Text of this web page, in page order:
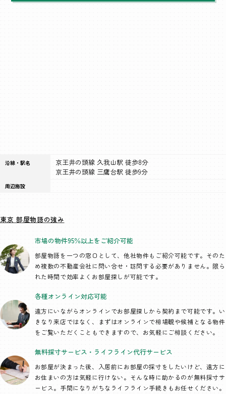
沿線・駅名
京王井の頭線 久我山駅 徒歩8分
京王井の頭線 三鷹台駅 徒歩9分
周辺施設
東京 部屋物語の強み
市場の物件95％以上を ご紹介可能
部屋物語を一つの窓口として、他社物件もご紹介可能です。そのた
め複数の不動産会社に問い合せ・訪問する必要がありません。限ら
れた時間で効率よくお部屋探しが可能です。
各種オンライン対応可能
遠方にいながらオンラインでお部屋探しから契約まで可能です。い
きなり来店ではなく、まずはオンラインで相場観や候補となる物件
をご覧いただくこともできますので、お気軽にご相談ください。
無料採寸サービス・ ライフライン代行サービス
お部屋が決まった後、入居前にお部屋の採寸をしたいけど、遠方に
お住まいの方は気軽に行けない。そんな時に助かるのが無料採寸サ
ービス。手間になりがちなライフライン手続きもお任せください。